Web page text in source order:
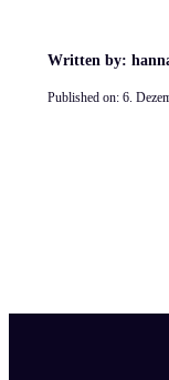
Written by:
Published on: 6.